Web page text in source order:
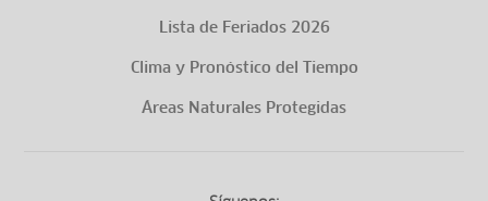
Lista de Feriados 2026
Clima y Pronóstico del Tiempo
Áreas Naturales Protegidas